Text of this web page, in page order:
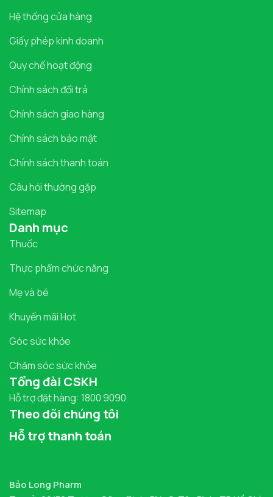
Hệ thống cửa hàng
Giấy phép kinh doanh
Quy chế hoạt động
Chính sách đổi trả
Chính sách giao hàng
Chính sách bảo mật
Chính sách thanh toán
Câu hỏi thường gặp
Sitemap
Danh mục
Thuốc
Thực phẩm chức năng
Mẹ và bé
Khuyến mãi Hot
Góc sức khỏe
Chăm sóc sức khỏe
Tổng đài CSKH
Hỗ trợ đặt hàng: 1800 9090
Theo dõi chúng tôi
Hỗ trợ thanh toán
Bảo Long Pharm